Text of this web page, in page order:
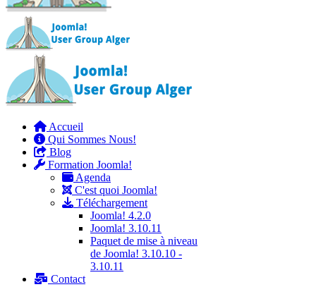
Accueil
Qui Sommes Nous!
Blog
Formation Joomla!
Agenda
C'est quoi Joomla!
Téléchargement
Joomla! 4.2.0
Joomla! 3.10.11
Paquet de mise à niveau
de Joomla! 3.10.10 -
3.10.11
Contact